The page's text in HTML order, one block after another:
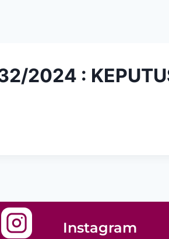
2024 :
Instagram